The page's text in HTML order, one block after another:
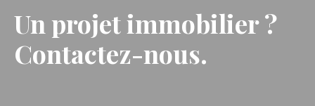
Un projet immobilier?
Contactez-nous.